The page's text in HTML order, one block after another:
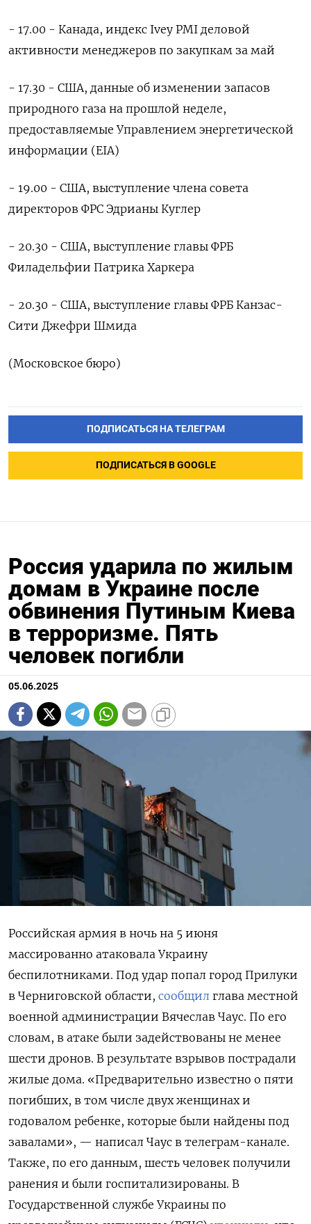
- 17.00 - Канада, индекс Ivey PMI деловой
активности менеджеров по закупкам за май
- 17.30 - США, данные об изменении запасов
природного газа на прошлой неделе,
предоставляемые Управлением энергетической
информации (EIA)
- 19.00 - США, выступление члена совета
директоров ФРС Эдрианы Куглер
- 20.30 - США, выступление главы ФРБ
Филадельфии Патрика Харкера
- 20.30 - США, выступление главы ФРБ Канзас-
Сити Джефри Шмида
(Московское бюро)
ПОДПИСАТЬСЯ НА ТЕЛЕГРАМ
ПОДПИСАТЬСЯ В GOOGLE
Россия ударила по жилым
домам в Украине после
обвинения Путиным Киева
в терроризме. Пять
человек погибли
05.06.2025
Российская армия в ночь на 5 июня
массированно атаковала Украину
беспилотниками. Под удар попал город Прилуки
в Черниговской области, сообщил глава местной
военной администрации Вячеслав Чаус. По его
словам, в атаке были задействованы не менее
шести дронов. В результате взрывов пострадали
жилые дома. «Предварительно известно о пяти
погибших, в том числе двух женщинах и
годовалом ребенке, которые были найдены под
завалами», — написал Чаус в телеграм-канале.
Также, по его данным, шесть человек получили
ранения и были госпитализированы. В
Государственной службе Украины по